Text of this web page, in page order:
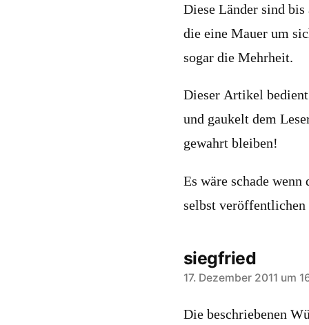
Diese Länder sind
die eine Mauer um
sogar die Mehrheit.
Dieser Artikel
und gaukelt dem
gewahrt bleiben!
Es wäre schade
selbst veröffentlichen
siegfried
sagt:
17. Dezember 2011 um
Die beschriebenen